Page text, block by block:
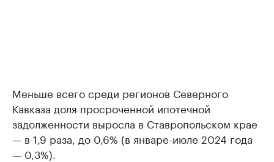
Меньше всего среди регионов Северного
Кавказа доля просроченной ипотечной
задолженности выросла в Ставропольском крае
— в 1,9 раза, до 0,6% (в январе-июле 2024 года
— 0,3%).